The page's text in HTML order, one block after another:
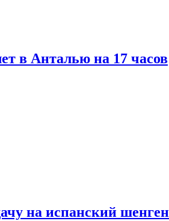
в Анталью на 17 часов
на испанский